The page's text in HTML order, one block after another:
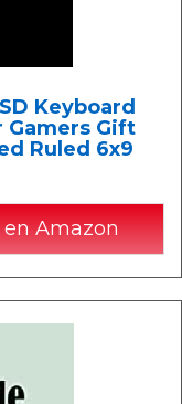
Keyboard
Gamers Gift
Ruled 6x9
Amazon